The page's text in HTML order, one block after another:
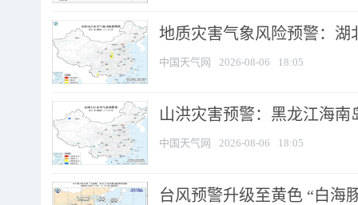
地质灾害气象风险预警：湖
中国天气网 2026-08-06 18:05
山洪灾害预警：黑龙江海
中国天气网 2026-08-06 18:05
台风预警升级至黄色 “白海